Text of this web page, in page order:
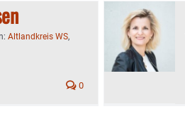
Altlandkreis WS,
0